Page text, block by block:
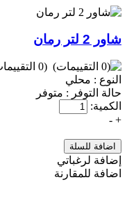
شاور 2 لتر رمان
(0 التقييمات)
النوع : محلي
حالة التوفر : متوفر
الكمية:
+
-
إضافة لرغباتي
اضافة للمقارنة